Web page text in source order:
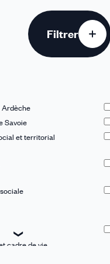
Filtrer
Ardèche
Savoie
et territorial
cadre de vie